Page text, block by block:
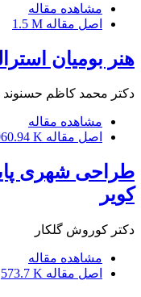
مشاهده مقاله
اصل مقاله 1.5 M
هنر بومیان
دکتر محمد کاظم حسنوند
مشاهده مقاله
اصل مقاله K
طراحی شهری
کویر
دکتر کوروش گلکار
مشاهده مقاله
اصل مقاله 573.7 K